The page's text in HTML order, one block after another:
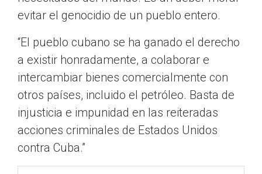
evitar el genocidio de un pueblo entero.
“El pueblo cubano se ha ganado el derecho
a existir honradamente, a colaborar e
intercambiar bienes comercialmente con
otros países, incluido el petróleo. Basta de
injusticia e impunidad en las reiteradas
acciones criminales de Estados Unidos
contra Cuba.”